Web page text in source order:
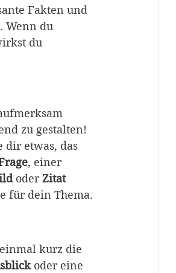
Fakten und
Wenn du
du
zu gestalten!
dir etwas, das
, einer
oder Zitat
für dein Thema.
einmal kurz die
oder eine